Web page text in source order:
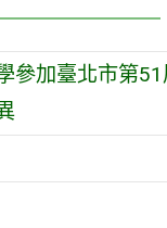
參加臺北市第